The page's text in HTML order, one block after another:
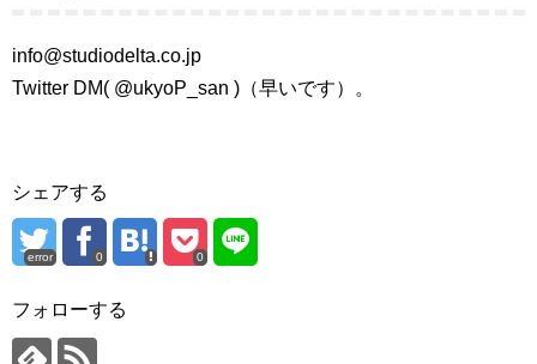
info@studiodelta.co.jp
Twitter DM( @ukyoP_san )（早いです）。
シェアする
error 0 0
フォローする